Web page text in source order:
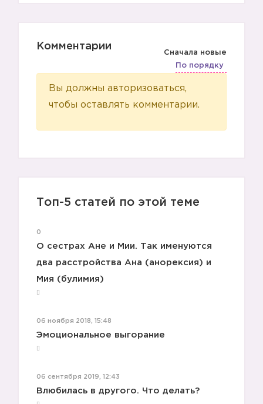
Комментарии
Сначала новые
По порядку
Вы должны авторизоваться,
чтобы оставлять комментарии.
Топ-5 статей по этой теме
0
О сестрах Ане и Мии. Так именуются
два расстройства Ана (анорексия) и
Мия (булимия)
06 ноября 2018, 15:48
Эмоциональное выгорание
06 сентября 2019, 12:43
Влюбилась в другого. Что делать?